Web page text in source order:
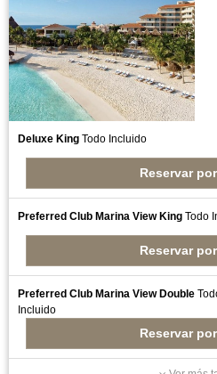
Deluxe King Todo Incluido
Reservar por
Preferred Club Marina View King Todo
Reservar por
Preferred Club Marina View Double
Incluido
Reservar por